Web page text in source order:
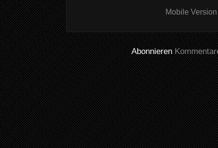
Mobile
Abonnieren